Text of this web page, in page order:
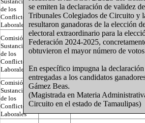
se emiten la declaración de validez
Tribunales Colegiados de Circuito y
resultaron ganadoras de la elección
electoral extraordinario para la
Federación 2024-2025,
obtuvieron el mayor número de
En específico impugna la
entregadas a los candidatos
Gámez Beas.
(Magistrada en Materia
Circuito en el estado de Tamaulipas)
de los
Conflictos
Laborales
Federal Juan José Serrato Velasco
Comisión
Sustanciadora
de los
Conflictos
Laborales
Federal José Luis Muñoz Zambrano
Comisión
Sustanciadora
de los
Conflictos
Laborales
Nuevo
León
Dato Protegido